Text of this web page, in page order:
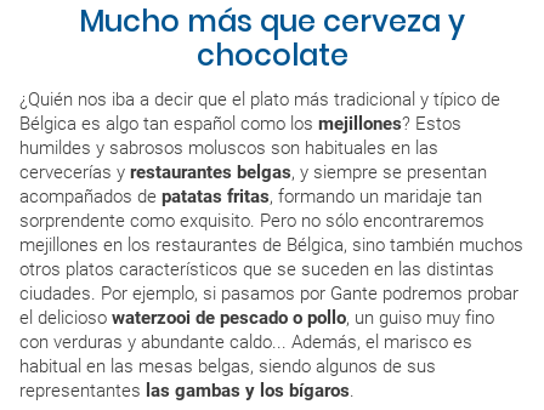
Mucho más que cerveza y
chocolate
¿Quién nos iba a decir que el plato más tradicional y típico de
Bélgica es algo tan español como los mejillones? Estos
humildes y sabrosos moluscos son habituales en las
cervecerías y restaurantes belgas, y siempre se presentan
acompañados de patatas fritas, formando un maridaje tan
sorprendente como exquisito. Pero no sólo encontraremos
mejillones en los restaurantes de Bélgica, sino también muchos
otros platos característicos que se suceden en las distintas
ciudades. Por ejemplo, si pasamos por Gante podremos probar
el delicioso waterzooi de pescado o pollo, un guiso muy fino
con verduras y abundante caldo... Además, el marisco es
habitual en las mesas belgas, siendo algunos de sus
representantes las gambas y los bígaros.